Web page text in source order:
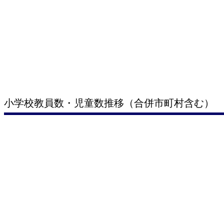
小学校教員数・児童数推移（合併市町村含む）